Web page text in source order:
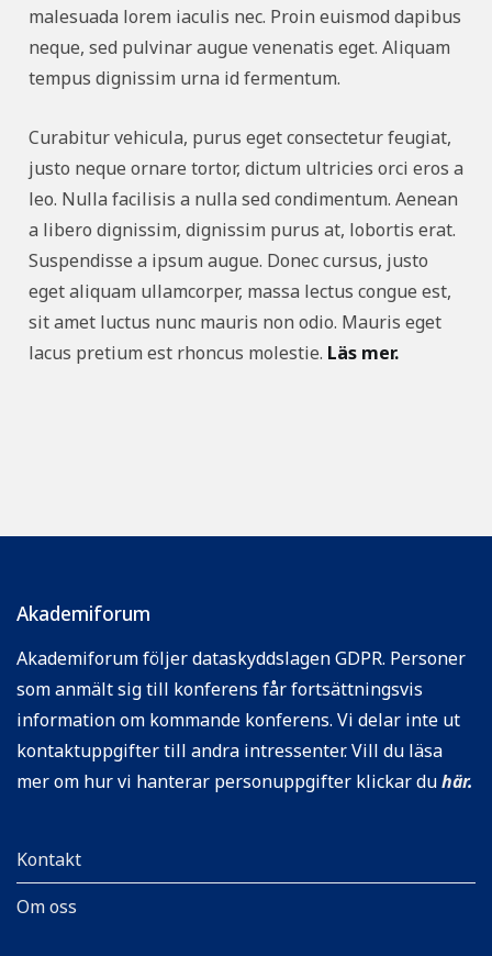
malesuada lorem iaculis nec. Proin euismod dapibus
neque, sed pulvinar augue venenatis eget. Aliquam
tempus dignissim urna id fermentum.
Curabitur vehicula, purus eget consectetur feugiat,
justo neque ornare tortor, dictum ultricies orci eros a
leo. Nulla facilisis a nulla sed condimentum. Aenean
a libero dignissim, dignissim purus at, lobortis erat.
Suspendisse a ipsum augue. Donec cursus, justo
eget aliquam ullamcorper, massa lectus congue est,
sit amet luctus nunc mauris non odio. Mauris eget
lacus pretium est rhoncus molestie. Läs mer.
Akademiforum
Akademiforum följer dataskyddslagen GDPR. Personer
som anmält sig till konferens får fortsättningsvis
information om kommande konferens. Vi delar inte ut
kontaktuppgifter till andra intressenter. Vill du läsa
mer om hur vi hanterar personuppgifter klickar duhär.
Kontakt
Om oss